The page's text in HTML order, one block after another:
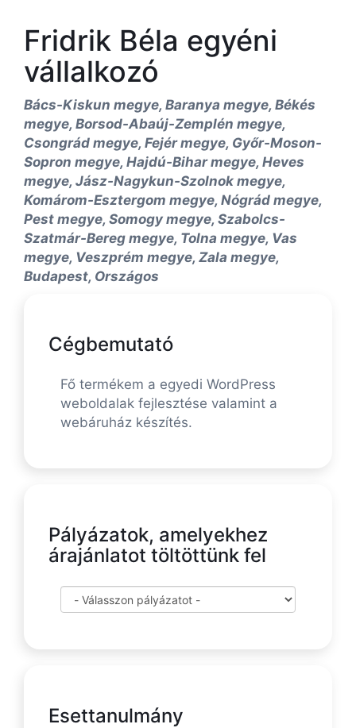
Fridrik Béla egyéni
vállalkozó
Bács-Kiskun megye, Baranya megye, Békés
megye, Borsod-Abaúj-Zemplén megye,
Csongrád megye, Fejér megye, Győr-Moson-
Sopron megye, Hajdú-Bihar megye, Heves
megye, Jász-Nagykun-Szolnok megye,
Komárom-Esztergom megye, Nógrád megye,
Pest megye, Somogy megye, Szabolcs-
Szatmár-Bereg megye, Tolna megye, Vas
megye, Veszprém megye, Zala megye,
Budapest, Országos
Cégbemutató
Fő termékem a egyedi WordPress
weboldalak fejlesztése valamint a
webáruház készítés.
Pályázatok, amelyekhez
árajánlatot töltöttünk fel
Esettanulmány